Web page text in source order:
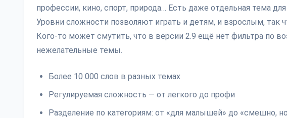
профессии, кино, спорт, природа… Есть даже отдельная тема
Уровни сложности позволяют играть и детям, и взрослым, так
Кого-то может смутить, что в версии 2.9 ещё нет фильтра по
нежелательные темы.
Более 10 000 слов в разных темах
Регулируемая сложность — от легкого до профи
Разделение по категориям: от «для малышей» до «смешно,